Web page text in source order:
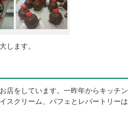
します。
店をしています。一昨年からキッチ
スクリーム、パフェとレパートリー